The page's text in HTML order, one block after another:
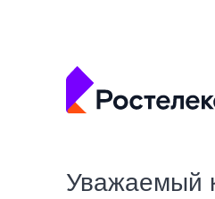
Уважаемый